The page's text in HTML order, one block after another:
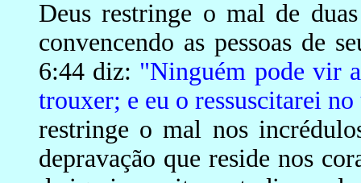
Deus restringe o mal de
convencendo as pessoas de
6:44 diz: "Ninguém pode vir
trouxer; e eu o ressuscitarei
restringe o mal nos
depravação que reside nos